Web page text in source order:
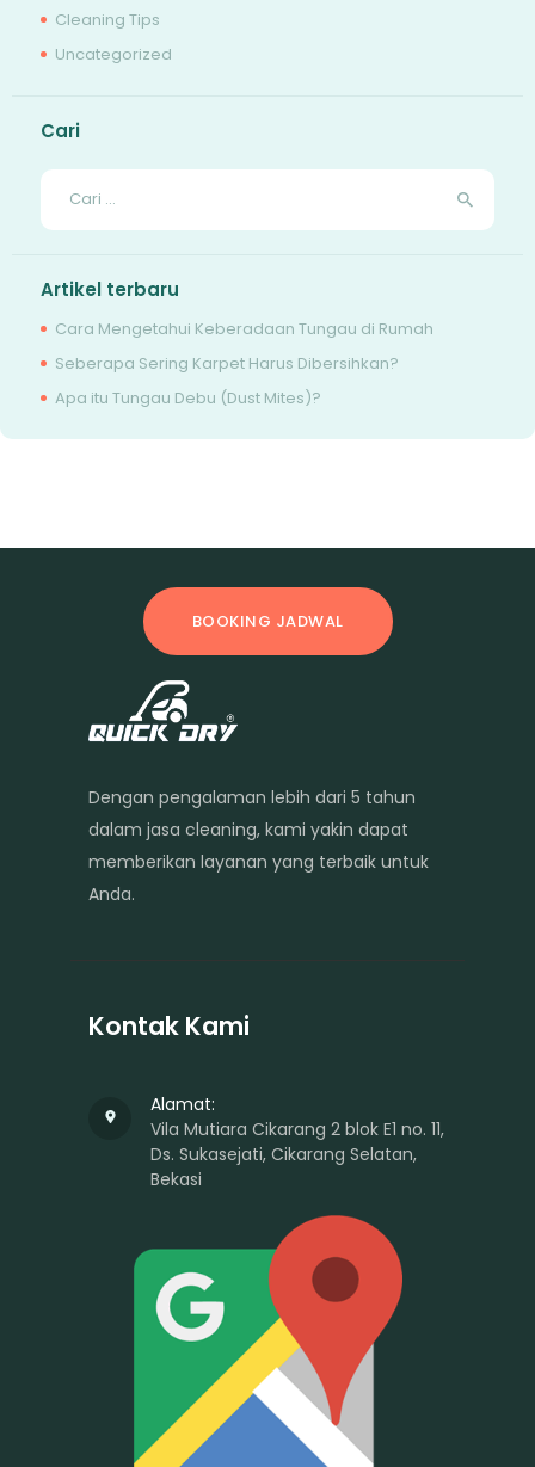
Cleaning Tips
Uncategorized
Cari
Cari
untuk:
Artikel terbaru
Cara Mengetahui Keberadaan Tungau di Rumah
Seberapa Sering Karpet Harus Dibersihkan?
Apa itu Tungau Debu (Dust Mites)?
BOOKING JADWAL
Dengan pengalaman lebih dari 5 tahun
dalam jasa cleaning, kami yakin dapat
memberikan layanan yang terbaik untuk
Anda.
Kontak Kami
Alamat:
Vila Mutiara Cikarang 2 blok E1 no. 11,
Ds. Sukasejati, Cikarang Selatan,
Bekasi